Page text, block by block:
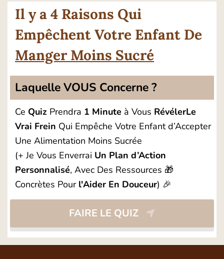
Il y a 4 Raisons Qui
Empêchent Votre Enfant De
Manger Moins Sucré
Laquelle VOUS Concerne ?
Ce Quiz Prendra 1 Minute à Vous RévélerLe
Vrai Frein Qui Empêche Votre Enfant d’Accepter
Une Alimentation Moins Sucrée
(+ Je Vous Enverrai Un Plan d’Action
Personnalisé, Avec Des Ressources 🎁
Concrètes Pour l'Aider En Douceur) 🎉
FAIRE LE QUIZ